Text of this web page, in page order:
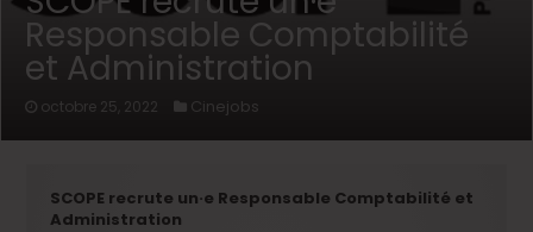
Responsable Comptabilité
et Administration
octobre 25, 2022 Cinejobs
SCOPE recrute un·e Responsable Comptabilité et
Administration